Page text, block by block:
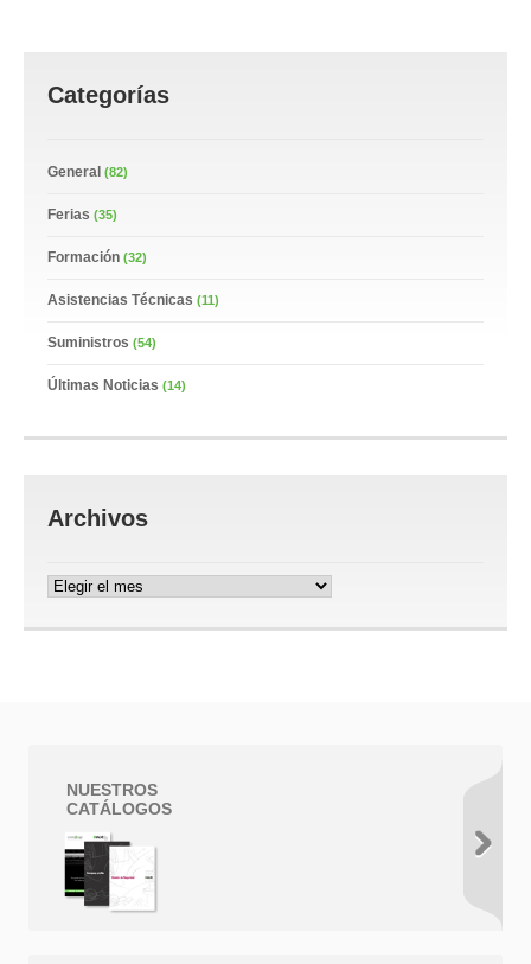
Categorías
General (82)
Ferias (35)
Formación (32)
Asistencias Técnicas (11)
Suministros (54)
Últimas Noticias (14)
Archivos
Archivos
NUESTROS
CATÁLOGOS